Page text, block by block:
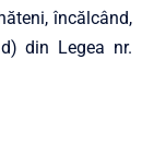
încălcând,
din Legea nr.